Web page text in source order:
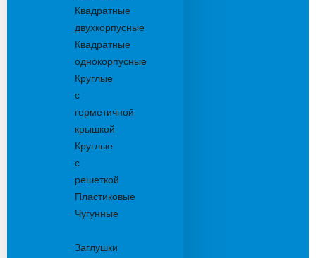
Квадратные
двухкорпусные
Квадратные
однокорпусные
Круглые
с
герметичной
крышкой
Круглые
с
решеткой
Пластиковые
Чугунные
Заглушки